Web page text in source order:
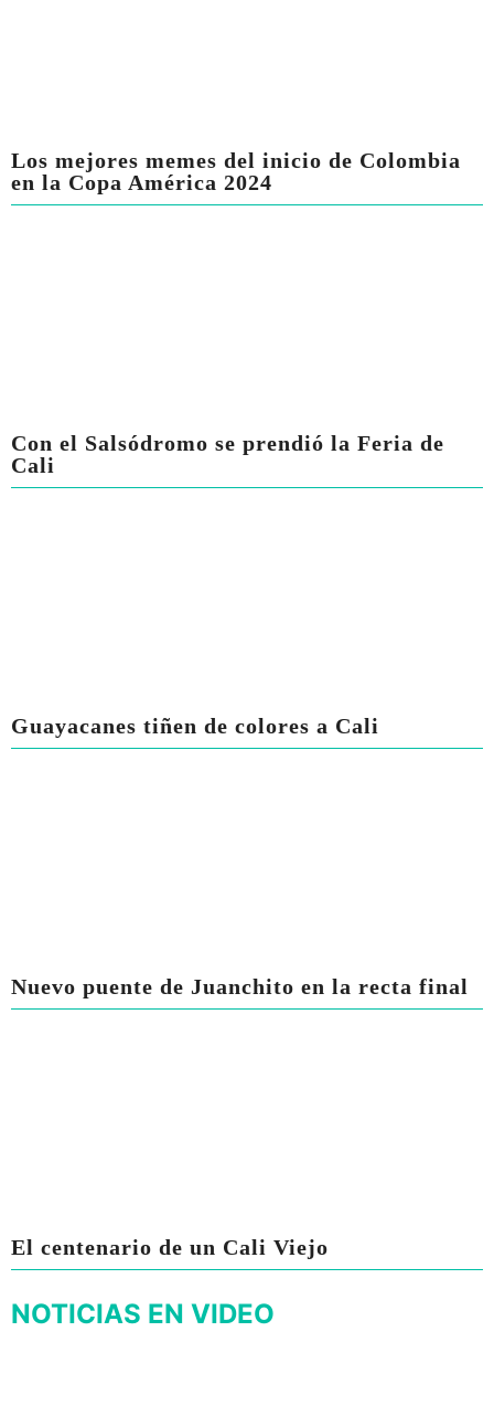
Los mejores memes del inicio de Colombia
en la Copa América 2024
Con el Salsódromo se prendió la Feria de
Cali
Guayacanes tiñen de colores a Cali
Nuevo puente de Juanchito en la recta final
El centenario de un Cali Viejo
NOTICIAS EN VIDEO